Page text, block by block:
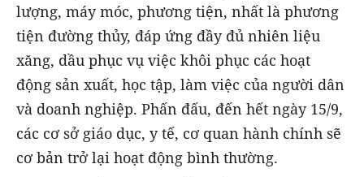
lượng, máy móc, phương tiện, nhất là phương
tiện đường thủy, đáp ứng đầy đủ nhiên liệu
xăng, dầu phục vụ việc khôi phục các hoạt
động sản xuất, học tập, làm việc của người dân
và doanh nghiệp. Phấn đấu, đến hết ngày 15/9,
các cơ sở giáo dục, y tế, cơ quan hành chính sẽ
cơ bản trở lại hoạt động bình thường.